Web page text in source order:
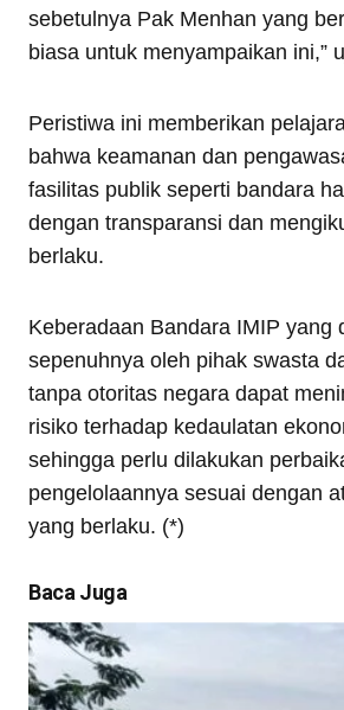
sebetulnya Pak Menhan yang
biasa untuk menyampaikan ini,”
Peristiwa ini memberikan
bahwa keamanan dan
fasilitas publik seperti bandara
dengan transparansi dan
berlaku.
Keberadaan Bandara IMIP yang
sepenuhnya oleh pihak swasta
tanpa otoritas negara dapat
risiko terhadap kedaulatan
sehingga perlu dilakukan
pengelolaannya sesuai dengan
yang berlaku. (*)
Baca Juga